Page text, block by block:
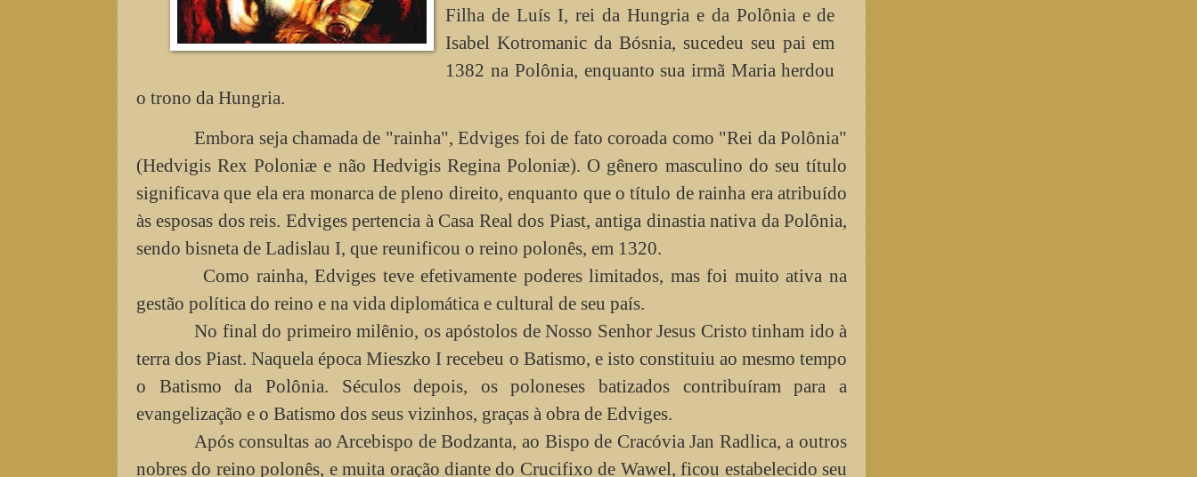
Filha de Luís I, rei da Hungria e da Polônia e de
Isabel Kotromanic da Bósnia, sucedeu seu pai em
1382 na Polônia, enquanto sua irmã Maria herdou
o trono da Hungria.
Embora seja chamada de "rainha", Edviges foi de fato coroada como "Rei da Polônia"
(Hedvigis Rex Poloniæ e não Hedvigis Regina Poloniæ). O gênero masculino do seu título
significava que ela era monarca de pleno direito, enquanto que o título de rainha era atribuído
às esposas dos reis. Edviges pertencia à Casa Real dos Piast, antiga dinastia nativa da Polônia,
sendo bisneta de Ladislau I, que reunificou o reino polonês, em 1320.
Como rainha, Edviges teve efetivamente poderes limitados, mas foi muito ativa na
gestão política do reino e na vida diplomática e cultural de seu país.
No final do primeiro milênio, os apóstolos de Nosso Senhor Jesus Cristo tinham ido à
terra dos Piast. Naquela época Mieszko I recebeu o Batismo, e isto constituiu ao mesmo tempo
o Batismo da Polônia. Séculos depois, os poloneses batizados contribuíram para a
evangelização e o Batismo dos seus vizinhos, graças à obra de Edviges.
Após consultas ao Arcebispo de Bodzanta, ao Bispo de Cracóvia Jan Radlica, a outros
nobres do reino polonês, e muita oração diante do Crucifixo de Wawel, ficou estabelecido seu